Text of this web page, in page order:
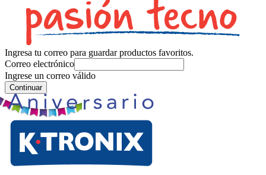
Ingresa tu correo para guardar productos favoritos.
Correo electrónico
Ingrese un correo válido
Continuar